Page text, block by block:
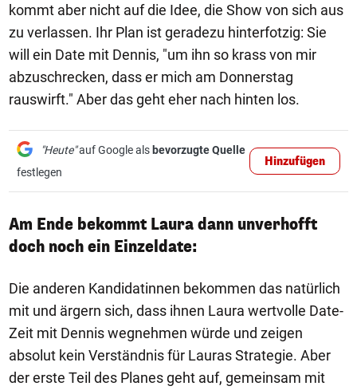
kommt aber nicht auf die Idee, die Show von sich aus
zu verlassen. Ihr Plan ist geradezu hinterfotzig: Sie
will ein Date mit Dennis, "um ihn so krass von mir
abzuschrecken, dass er mich am Donnerstag
rauswirft." Aber das geht eher nach hinten los.
"Heute"auf Google als bevorzugte Quelle
festlegen
Hinzufügen
Am Ende bekommt Laura dann unverhofft
doch noch ein Einzeldate:
Die anderen Kandidatinnen bekommen das natürlich
mit und ärgern sich, dass ihnen Laura wertvolle Date-
Zeit mit Dennis wegnehmen würde und zeigen
absolut kein Verständnis für Lauras Strategie. Aber
der erste Teil des Planes geht auf, gemeinsam mit